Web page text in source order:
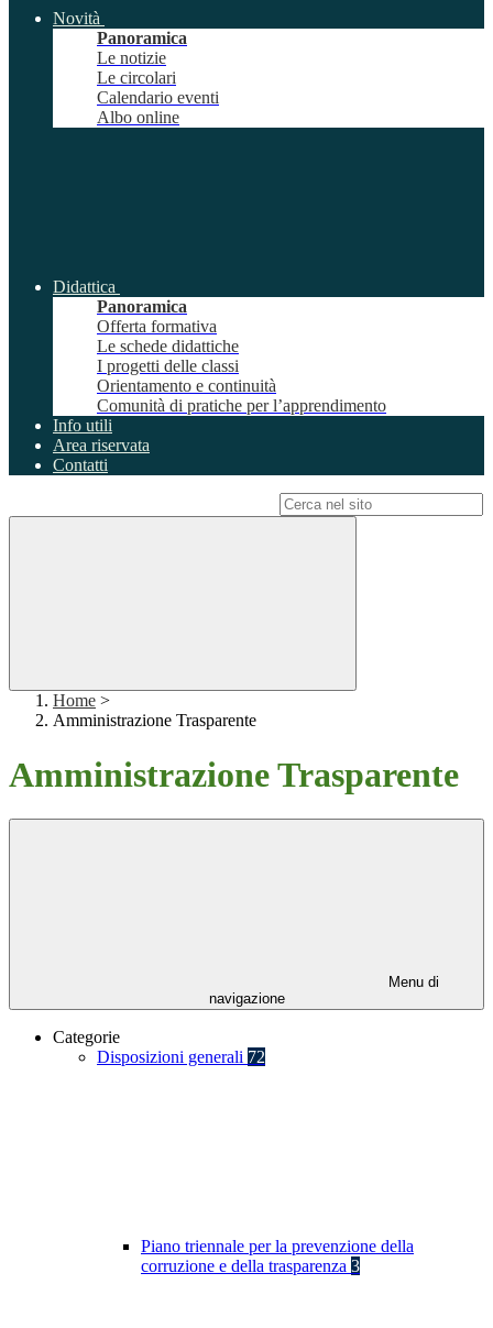
Novità
Panoramica
Le notizie
Le circolari
Calendario eventi
Albo online
Didattica
Panoramica
Offerta formativa
Le schede didattiche
I progetti delle classi
Orientamento e continuità
Comunità di pratiche per l’apprendimento
Info utili
Area riservata
Contatti
Home >
Amministrazione Trasparente
Amministrazione Trasparente
Menu di
navigazione
Categorie
Disposizioni generali 72
Piano triennale per la prevenzione della
corruzione e della trasparenza 3